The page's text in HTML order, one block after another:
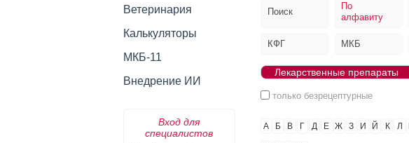
Ветеринария
Калькуляторы
МКБ-11
Внедрение ИИ
Вход для
специалистов
Поиск
По
алфавиту
КФГ МКБ
только безрецептурные
А Б В Г Д Е Ж З И Й К Л